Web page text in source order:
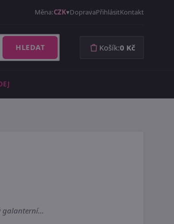
Měna:CZK DopravaPřihlásitKontakt
HLEDAT Košík:0 Kč
galanterní…